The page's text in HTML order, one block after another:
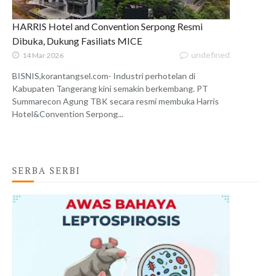
HARRIS Hotel and Convention Serpong Resmi
Dibuka, Dukung Fasiliats MICE
14 Mar 2026 undefined
BISNIS,korantangsel.com- Industri perhotelan di
Kabupaten Tangerang kini semakin berkembang. PT
Summarecon Agung TBK secara resmi membuka Harris
Hotel&Convention Serpong...
SERBA SERBI